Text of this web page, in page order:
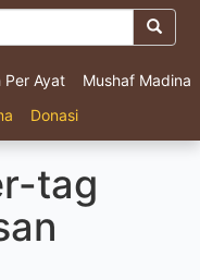
Per Ayat
Mushaf Madina
Donasi
tag